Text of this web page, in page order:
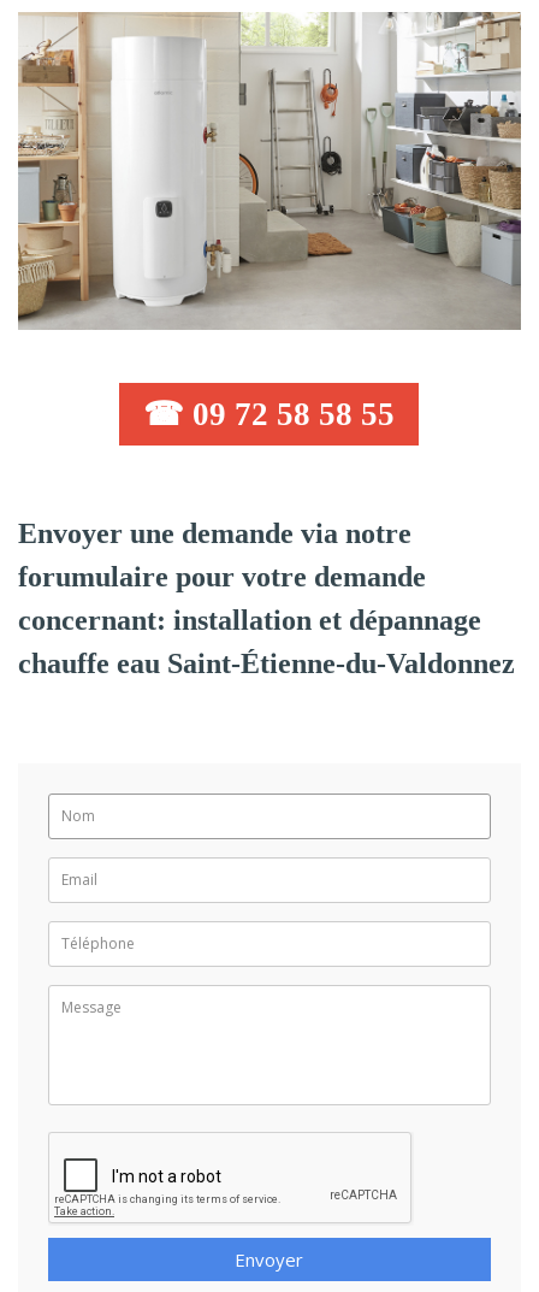
☎ 09 72 58 58 55
Envoyer une demande via notre
forumulaire pour votre demande
concernant: installation et dépannage
chauffe eau Saint-Étienne-du-Valdonnez
Envoyer